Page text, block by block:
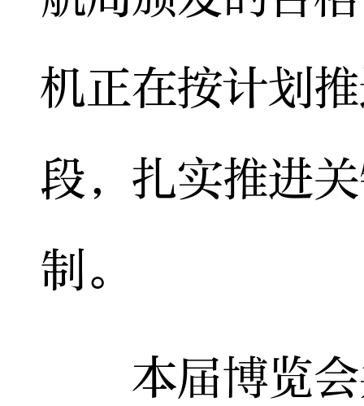
机正在按计划
段，扎实推进
制。
本届博览会